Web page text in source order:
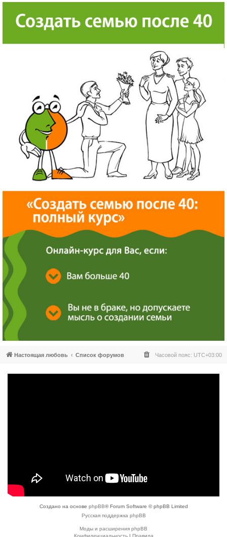
Настоящая любовь Список форумов Часовой пояс: UTC+03:00
Создано на основе phpBB® Forum Software © phpBB Limited
Русская поддержка phpBB
Моды и расширения phpBB